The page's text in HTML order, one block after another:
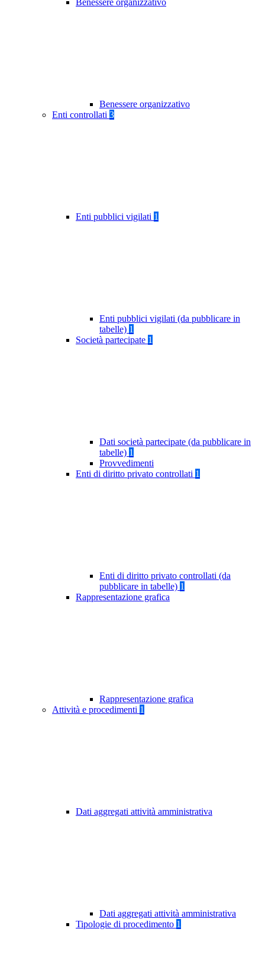
Benessere organizzativo
Benessere organizzativo
Enti controllati 3
Enti pubblici vigilati 1
Enti pubblici vigilati (da pubblicare in
tabelle) 1
Società partecipate 1
Dati società partecipate (da pubblicare in
tabelle) 1
Provvedimenti
Enti di diritto privato controllati 1
Enti di diritto privato controllati (da
pubblicare in tabelle) 1
Rappresentazione grafica
Rappresentazione grafica
Attività e procedimenti 1
Dati aggregati attività amministrativa
Dati aggregati attività amministrativa
Tipologie di procedimento 1